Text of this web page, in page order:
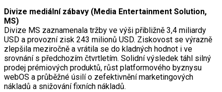
Divize mediální zábavy (Media Entertainment Solution,
MS)
Divize MS zaznamenala tržby ve výši přibližně 3,4 miliardy
USD a provozní zisk 243 milionů USD. Ziskovost se výrazně
zlepšila meziročně a vrátila se do kladných hodnot i ve
srovnání s předchozím čtvrtletím. Solidní výsledek táhl silný
prodej prémiových produktů, růst platformového byznysu
webOS a průběžné úsilí o zefektivnění marketingových
nákladů a snižování fixních nákladů.